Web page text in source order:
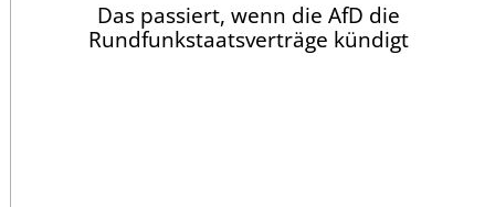
Das passiert, wenn die AfD die
Rundfunkstaatsverträge kündigt